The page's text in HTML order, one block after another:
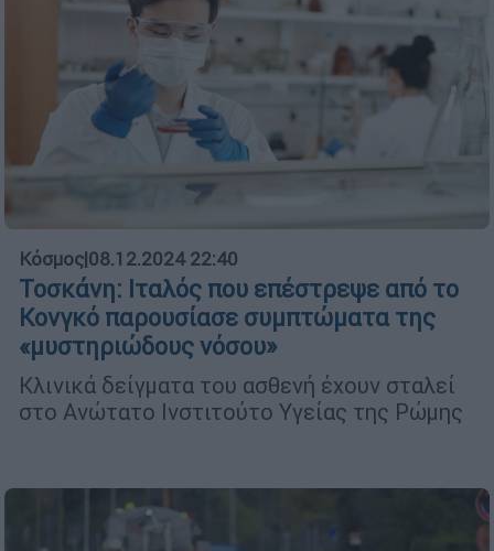
Κόσμος|08.12.2024 22:40
Τοσκάνη: Ιταλός που επέστρεψε από το
Κονγκό παρουσίασε συμπτώματα της
«μυστηριώδους νόσου»
Κλινικά δείγματα του ασθενή έχουν σταλεί
στο Ανώτατο Ινστιτούτο Υγείας της Ρώμης